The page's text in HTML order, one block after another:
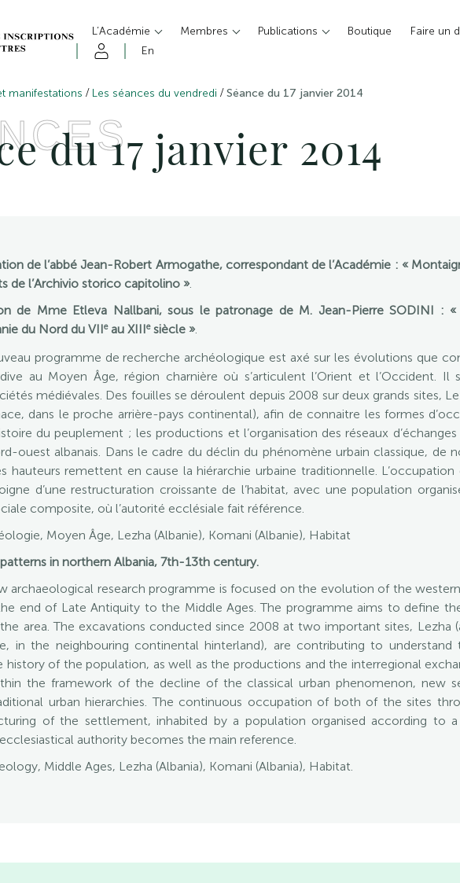
L’Académie Membres Publications Boutique Faire un
En
manifestations / Les séances du vendredi /Séance du 17 janvier 2014
du 17 janvier 2014
de l’abbé Jean-Robert Armogathe, correspondant de l’Académie : «
de l’Archivio storico capitolino ».
de Mme Etleva Nallbani, sous le patronage de M. Jean-Pierre SODINI :
du Nord du VIIeau XIIIesiècle ».
programme de recherche archéologique est axé sur les évolutions que
au Moyen Âge, région charnière où s’articulent l’Orient et l’Occident. Il
médiévales. Des fouilles se déroulent depuis 2008 sur deux grands sites,
dans le proche arrière-pays continental), afin de connaitre les formes
du peuplement ; les productions et l’organisation des réseaux
ouest albanais. Dans le cadre du déclin du phénomène urbain classique, de
hauteurs remettent en cause la hiérarchie urbaine traditionnelle.
d’une restructuration croissante de l’habitat, avec une population
composite, où l’autorité ecclésiale fait référence.
Moyen Âge, Lezha (Albanie), Komani (Albanie), Habitat
in northern Albania, 7th-13th century.
archaeological research programme is focused on the evolution of the
end of Late Antiquity to the Middle Ages. The programme aims to define
area. The excavations conducted since 2008 at two important sites, Lezha
in the neighbouring continental hinterland), are contributing to
history of the population, as well as the productions and the interregional
the framework of the decline of the classical urban phenomenon, new
urban hierarchies. The continuous occupation of both of the sites
of the settlement, inhabited by a population organised according to
authority becomes the main reference.
Middle Ages, Lezha (Albania), Komani (Albania), Habitat.